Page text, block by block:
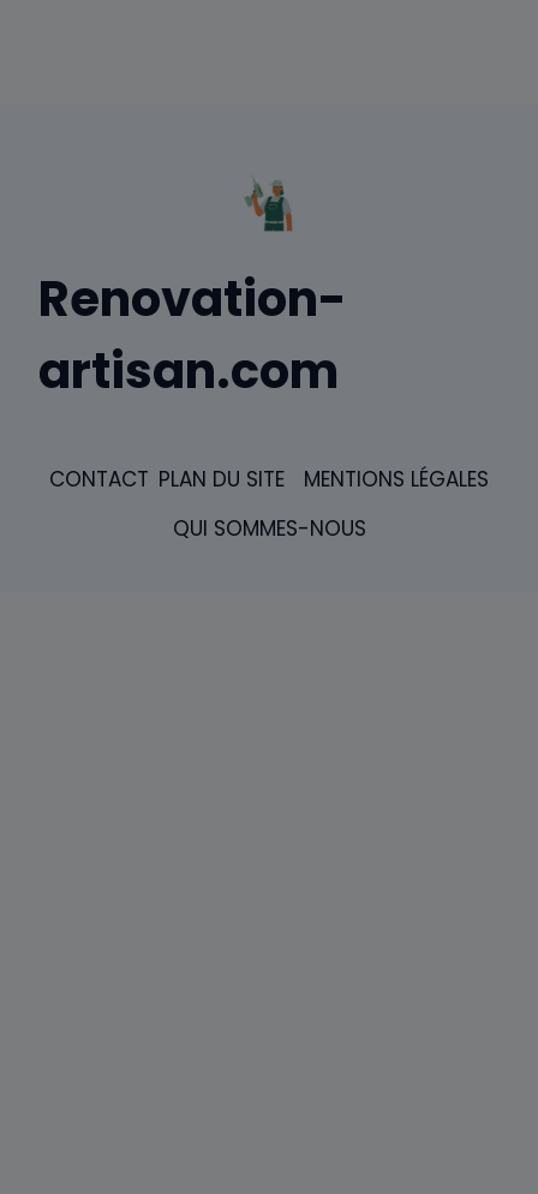
Renovation-
artisan.com
CONTACT PLAN DU SITE
MENTIONS LÉGALES
QUI SOMMES-NOUS